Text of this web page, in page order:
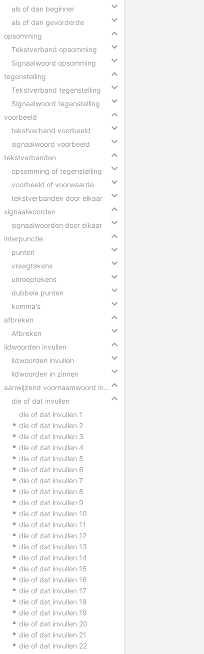
als of dan beginner
als of dan gevorderde
opsomming
Tekstverband opsomming
Signaalwoord opsomming
tegenstelling
Tekstverband tegenstelling
Signaalwoord tegenstelling
voorbeeld
tekstverband voorbeeld
signaalwoord voorbeeld
tekstverbanden
opsomming of tegenstelling
voorbeeld of voorwaarde
tekstverbanden door elkaar
signaalwoorden
signaalwoorden door elkaar
interpunctie
punten
vraagtekens
uitroeptekens
dubbele punten
komma's
afbreken
Afbreken
lidwoorden invullen
lidwoorden invullen
lidwoorden in zinnen
aanwijzend voornaamwoord invullen
die of dat invullen
die of dat invullen 1
die of dat invullen 2
die of dat invullen 3
die of dat invullen 4
die of dat invullen 5
die of dat invullen 6
die of dat invullen 7
die of dat invullen 8
die of dat invullen 9
die of dat invullen 10
die of dat invullen 11
die of dat invullen 12
die of dat invullen 13
die of dat invullen 14
die of dat invullen 15
die of dat invullen 16
die of dat invullen 17
die of dat invullen 18
die of dat invullen 19
die of dat invullen 20
die of dat invullen 21
die of dat invullen 22